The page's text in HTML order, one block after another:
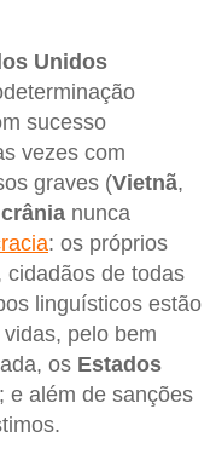
Unidos
sucesso
vezes com
graves (Vietnã,
nunca
: os próprios
cidadãos de todas
linguísticos estão
pelo bem
os Estados
e além de sanções